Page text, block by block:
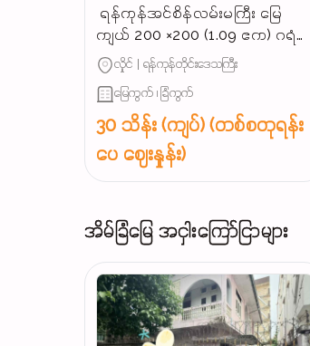
‌ ရန်ကုန်အင်စိန်လမ်းမကြီး မြေ
ကျယ် 200 ×200 (1.09 ဧက) ဂရံ
နေရာကောင်မြေကွက် အရောင်း,‼️
လှိုင် | ရန်ကုန်တိုင်းဒေသကြီး
မြေကွက် ၊ ခြံကွက်
30 သိန်း (ကျပ်) (တစ်စတုရန်း
ပေ ဈေးနှုန်း)
အိမ်ခြံမြေ အငှါးကြော်ငြာများ